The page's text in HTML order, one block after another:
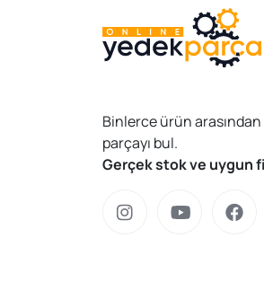
Binlerce ürün
parçayı bul.
Gerçek stok ve uygun